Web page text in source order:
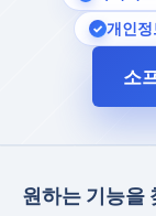
개인정
소
원하는 기능을